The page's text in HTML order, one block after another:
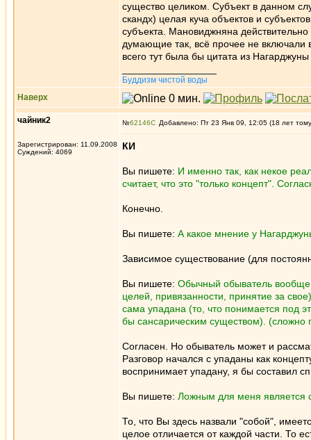
существо целиком. Субъект в данном
скандх) целая куча объектов и
субъекта. Мановиджняна действительно
думающие так, всё прочее не включали
всего тут была бы цитата из
Буддизм чистой воды
Наверх
чайник2
Зарегистрирован: 11.09.2008
Суждений: 4069
№62146 Добавлено: Пт 23 Янв 09, 12:05 (18 лет
КИ
Вы пишете: И именно так, как некое
считает, что это "только концепт".
Конечно.
Вы пишете: А какое мнение у
Зависимое существование (для
Вы пишете: Обычный обыватель вообще
целей, привязанности, принятие за
сама упадана (то, что понимается под
бы сансарическим существом). (сложно
Согласен. Но обыватель может и
Разговор начался с упаданы как
воспринимает упадану, я бы составил
Вы пишете: Ложным для меня является
То, что Вы здесь назвали "собой",
целое отличается от каждой части. То